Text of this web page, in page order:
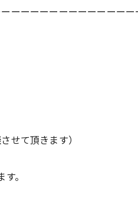
ーーーーーーーーーーーー
せて頂きます）
。